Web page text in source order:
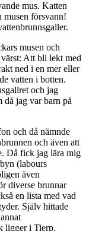
mus. Katten
musen försvann!
musen och
Att bli lekt med
ned i en mer eller
vatten i botten.
och jag
då jag var barn på
och då nämnde
och även att
Då fick jag lära mig
(labours
även
diverse brunnar
en lista med vad
Själv hittade
ligger i Tierp.